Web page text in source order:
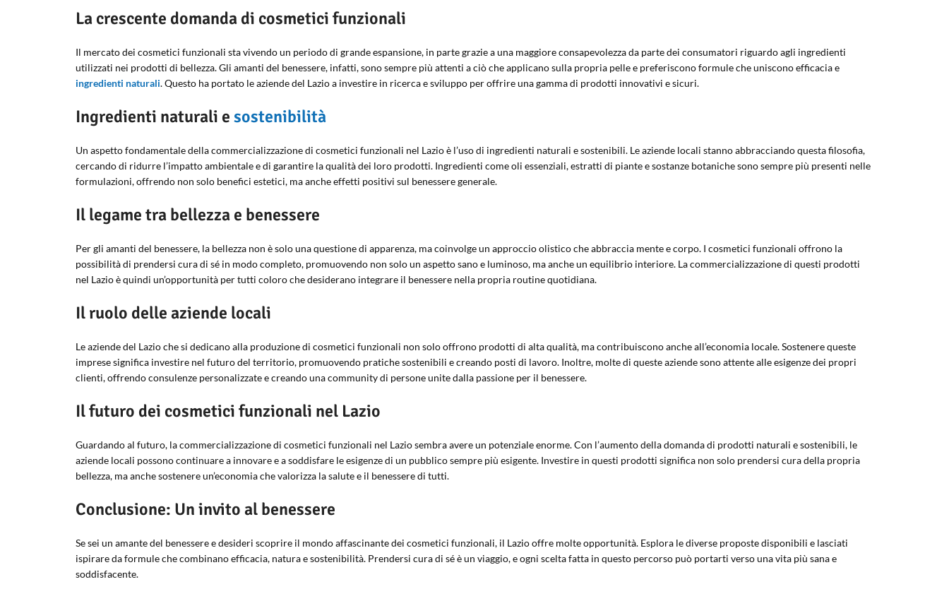
La crescente domanda di cosmetici funzionali
Il mercato dei cosmetici funzionali sta vivendo un periodo di grande espansione, in parte grazie a una maggiore consapevolezza da parte dei consumatori riguardo agli ingredienti
utilizzati nei prodotti di bellezza. Gli amanti del benessere, infatti, sono sempre più attenti a ciò che applicano sulla propria pelle e preferiscono formule che uniscono efficacia e
ingredienti naturali. Questo ha portato le aziende del Lazio a investire in ricerca e sviluppo per offrire una gamma di prodotti innovativi e sicuri.
Ingredienti naturali e sostenibilità
Un aspetto fondamentale della commercializzazione di cosmetici funzionali nel Lazio è l’uso di ingredienti naturali e sostenibili. Le aziende locali stanno abbracciando questa filosofia,
cercando di ridurre l’impatto ambientale e di garantire la qualità dei loro prodotti. Ingredienti come oli essenziali, estratti di piante e sostanze botaniche sono sempre più presenti nelle
formulazioni, offrendo non solo benefici estetici, ma anche effetti positivi sul benessere generale.
Il legame tra bellezza e benessere
Per gli amanti del benessere, la bellezza non è solo una questione di apparenza, ma coinvolge un approccio olistico che abbraccia mente e corpo. I cosmetici funzionali offrono la
possibilità di prendersi cura di sé in modo completo, promuovendo non solo un aspetto sano e luminoso, ma anche un equilibrio interiore. La commercializzazione di questi prodotti
nel Lazio è quindi un’opportunità per tutti coloro che desiderano integrare il benessere nella propria routine quotidiana.
Il ruolo delle aziende locali
Le aziende del Lazio che si dedicano alla produzione di cosmetici funzionali non solo offrono prodotti di alta qualità, ma contribuiscono anche all’economia locale. Sostenere queste
imprese significa investire nel futuro del territorio, promuovendo pratiche sostenibili e creando posti di lavoro. Inoltre, molte di queste aziende sono attente alle esigenze dei propri
clienti, offrendo consulenze personalizzate e creando una community di persone unite dalla passione per il benessere.
Il futuro dei cosmetici funzionali nel Lazio
Guardando al futuro, la commercializzazione di cosmetici funzionali nel Lazio sembra avere un potenziale enorme. Con l’aumento della domanda di prodotti naturali e sostenibili, le
aziende locali possono continuare a innovare e a soddisfare le esigenze di un pubblico sempre più esigente. Investire in questi prodotti significa non solo prendersi cura della propria
bellezza, ma anche sostenere un’economia che valorizza la salute e il benessere di tutti.
Conclusione: Un invito al benessere
Se sei un amante del benessere e desideri scoprire il mondo affascinante dei cosmetici funzionali, il Lazio offre molte opportunità. Esplora le diverse proposte disponibili e lasciati
ispirare da formule che combinano efficacia, natura e sostenibilità. Prendersi cura di sé è un viaggio, e ogni scelta fatta in questo percorso può portarti verso una vita più sana e
soddisfacente.